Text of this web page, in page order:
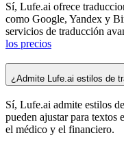
Sí, Lufe.ai ofrece
como Google, Yandex y
servicios de traducción
los precios
¿Admite Lufe.ai estilos de
Sí, Lufe.ai admite estilos
pueden ajustar para textos
el médico y el financiero.